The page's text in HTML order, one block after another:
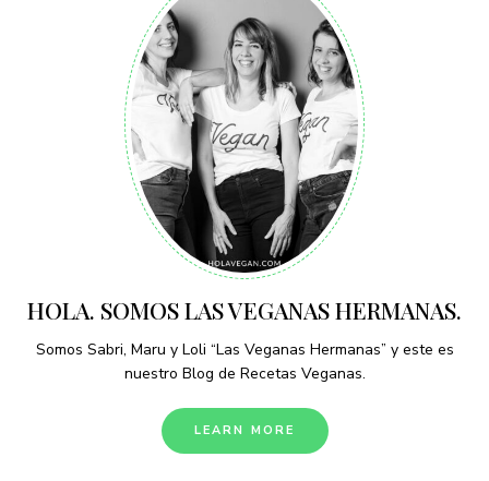
HOLA. SOMOS LAS VEGANAS HERMANAS.
Somos Sabri, Maru y Loli “Las Veganas Hermanas” y este es
nuestro Blog de Recetas Veganas.
LEARN MORE